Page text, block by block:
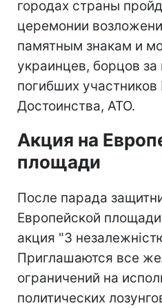
городах страны
церемонии
памятным знакам и
украинцев, борцов за
погибших
Достоинства, АТО.
Акция на
площади
После парада
Европейской
акция "З
Приглашаются все
ограничений на
политических